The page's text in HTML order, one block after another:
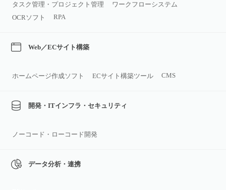
タスク管理・プロジェクト管理
ワークフローシステム
OCRソフト
RPA
Web／ECサイト構築
ホームページ作成ソフト ECサイト構築ツール CMS
開発・ITインフラ・セキュリティ
ノーコード・ローコード開発
データ分析・連携